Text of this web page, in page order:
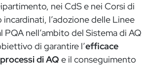
nei CdS e nei Corsi di
l’adozione delle Linee
nell’ambito del Sistema di AQ
di garantire l’efficace
di AQ e il conseguimento